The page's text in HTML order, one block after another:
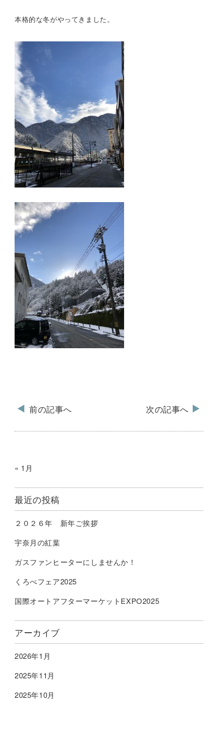
本格的な冬がやってきました。
前の記事へ 次の記事へ
« 1月
最近の投稿
２０２６年 新年ご挨拶
宇奈月の紅葉
ガスファンヒーターにしませんか！
くろべフェア2025
国際オートアフターマーケットEXPO2025
アーカイブ
2026年1月
2025年11月
2025年10月